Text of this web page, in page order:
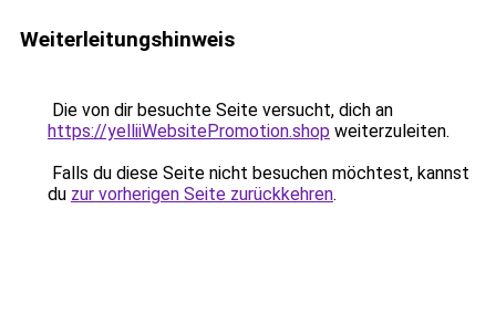
Weiterleitungshinweis
Die von dir besuchte Seite versucht, dich an
https://yelliiWebsitePromotion.shop weiterzuleiten.
Falls du diese Seite nicht besuchen möchtest, kannst
du zur vorherigen Seite zurückkehren.